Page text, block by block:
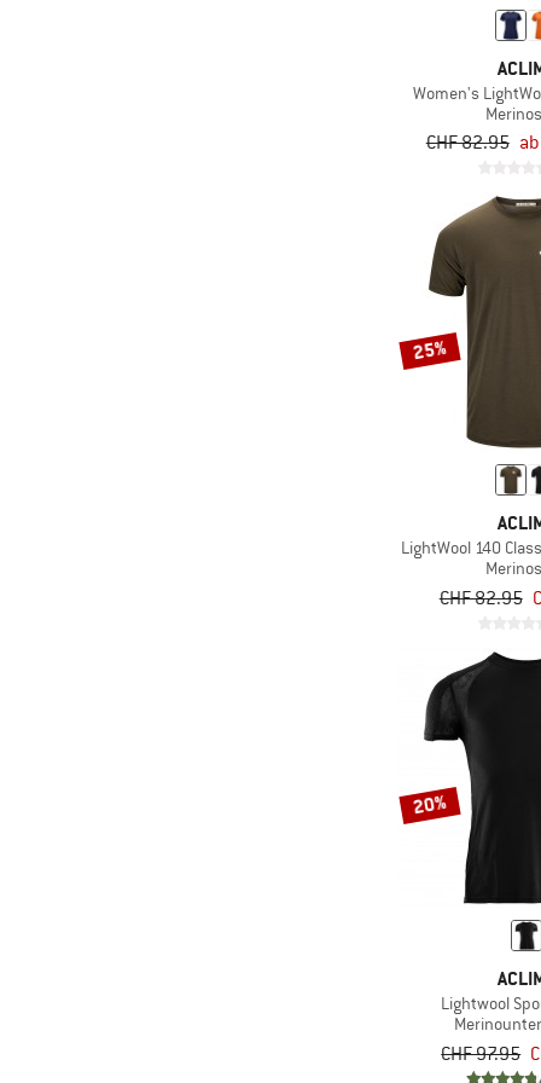
Women's
CHF 82.95
25%
LightWool 140
CHF 82.95
20%
Lightwool
CHF 97.95